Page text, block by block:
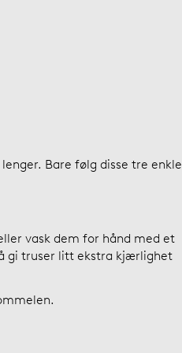
Bare følg disse tre enkle
vask dem for hånd med et
gi truser litt ekstra kjærlighet